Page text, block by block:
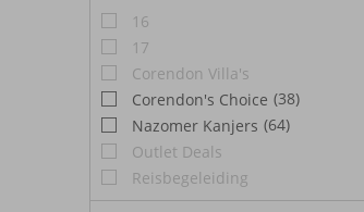
16
17
Corendon Villa's
Corendon's Choice (38)
Nazomer Kanjers (64)
Outlet Deals
Reisbegeleiding